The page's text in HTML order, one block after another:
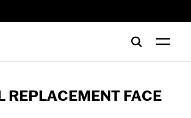
REPLACEMENT FACE